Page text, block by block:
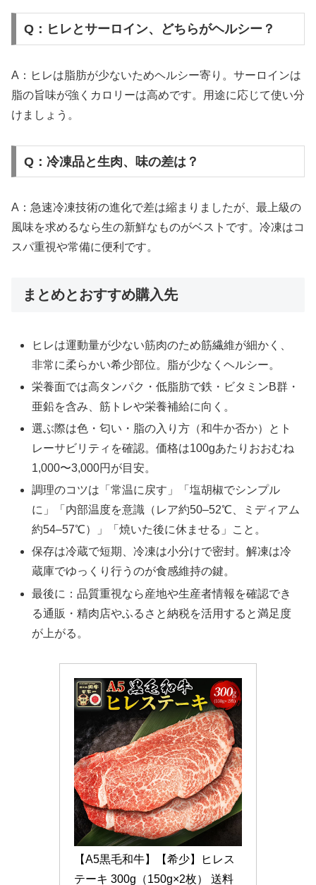
Q：ヒレとサーロイン、どちらがヘルシー？
A：ヒレは脂肪が少ないためヘルシー寄り。サーロインは
脂の旨味が強くカロリーは高めです。用途に応じて使い分
けましょう。
Q：冷凍品と生肉、味の差は？
A：急速冷凍技術の進化で差は縮まりましたが、最上級の
風味を求めるなら生の新鮮なものがベストです。冷凍はコ
スパ重視や常備に便利です。
まとめとおすすめ購入先
ヒレは運動量が少ない筋肉のため筋繊維が細かく、
非常に柔らかい希少部位。脂が少なくヘルシー。
栄養面では高タンパク・低脂肪で鉄・ビタミンB群・
亜鉛を含み、筋トレや栄養補給に向く。
選ぶ際は色・匂い・脂の入り方（和牛か否か）とト
レーサビリティを確認。価格は100gあたりおおむね
1,000〜3,000円が目安。
調理のコツは「常温に戻す」「塩胡椒でシンプル
に」「内部温度を意識（レア約50–52℃、ミディアム
約54–57℃）」「焼いた後に休ませる」こと。
保存は冷蔵で短期、冷凍は小分けで密封。解凍は冷
蔵庫でゆっくり行うのが食感維持の鍵。
最後に：品質重視なら産地や生産者情報を確認でき
る通販・精肉店やふるさと納税を活用すると満足度
が上がる。
【A5黒毛和牛】【希少】ヒレス
テーキ 300g（150g×2枚） 送料